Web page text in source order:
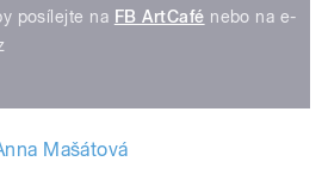
posílejte na FB ArtCafé nebo na e-
Mašátová